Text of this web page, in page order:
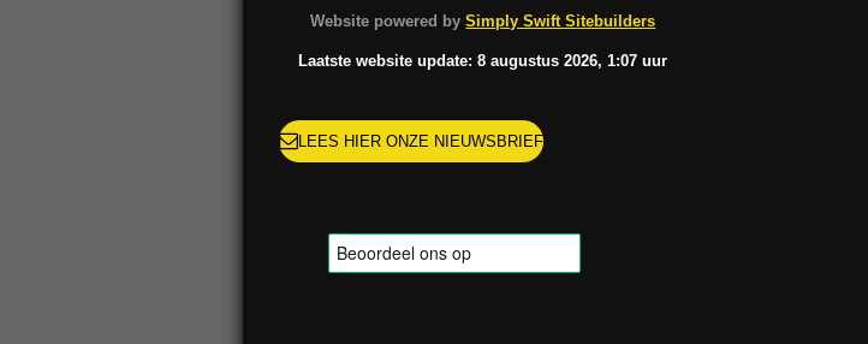
o
g
m
k
r
e
t
b
e
A
p
p
Website powered bySimply Swift Sitebuilders
Laatste website update: 8 augustus 2026, 1:07uur
LEES HIER ONZE NIEUWSBRIEF